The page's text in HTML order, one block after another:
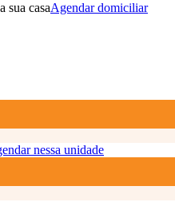
sua casaAgendar domiciliar
nessa unidade